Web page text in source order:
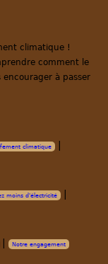
climatique !
comment le
à passer
climatique
moins d'électricité
Notre engagement